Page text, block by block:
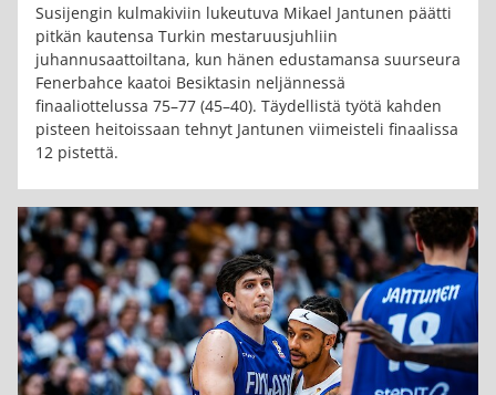
Susijengin kulmakiviin lukeutuva Mikael Jantunen päätti
pitkän kautensa Turkin mestaruusjuhliin
juhannusaattoiltana, kun hänen edustamansa suurseura
Fenerbahce kaatoi Besiktasin neljännessä
finaaliottelussa 75–77 (45–40). Täydellistä työtä kahden
pisteen heitoissaan tehnyt Jantunen viimeisteli finaalissa
12 pistettä.